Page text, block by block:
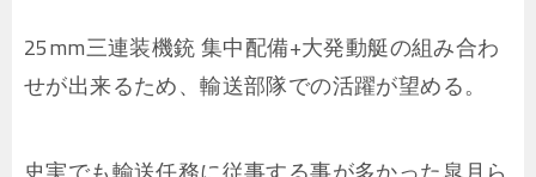
25mm三連装機銃 集中配備+大発動艇の組み合わ
せが出来るため、輸送部隊での活躍が望める。